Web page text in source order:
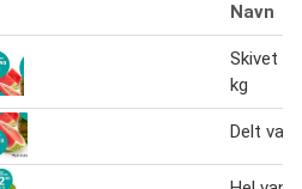
Navn
Skivet
kg
Delt